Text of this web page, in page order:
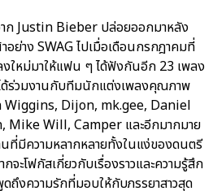
ก Justin Bieber ปล่อยออกมาหลัง
ย่าง SWAG ไปเมื่อเดือนกรกฎาคมที่
ใหม่มาให้แฟน ๆ ได้ฟังกันอีก 23 เพลง
ด้ร่วมงานกับทีมนักแต่งเพลงคุณภาพ
Wiggins, Dijon, mk.gee, Daniel
Will, Camper และอีกมากมาย
ที่มีความหลากหลายทั้งในแง่ของดนตรี
จะโฟกัสเกี่ยวกับเรื่องราวและความรู้สึก
ถึงความรักที่มอบให้กับภรรยาสาวสุด